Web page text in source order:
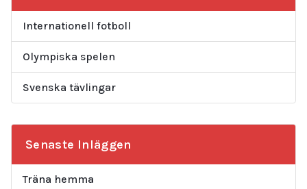
Internationell fotboll
Olympiska spelen
Svenska tävlingar
Senaste Inläggen
Träna hemma